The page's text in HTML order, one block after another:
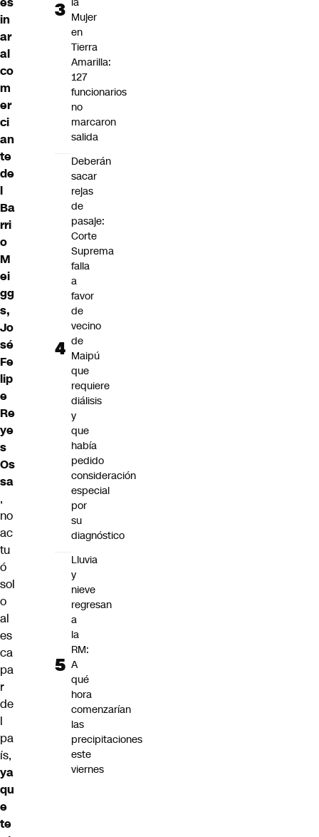
in
ar
al
co
m
er
ci
an
te
de
l
Ba
rri
o
M
ei
gg
s,
Jo
sé
Fe
lip
e
Re
ye
s
Os
sa
,
no
ac
tu
ó
sol
o
al
es
ca
pa
r
de
l
pa
ís,
ya
qu
e
te
Mujer
en
Tierra
Amarilla:
127
funcionarios
no
marcaron
salida
Deberán
sacar
rejas
de
pasaje:
Corte
Suprema
falla
a
favor
de
vecino
de
Maipú
que
requiere
diálisis
y
que
había
pedido
consideración
especial
por
su
diagnóstico
Lluvia
y
nieve
regresan
a
la
RM:
A
qué
hora
comenzarían
las
precipitaciones
este
viernes